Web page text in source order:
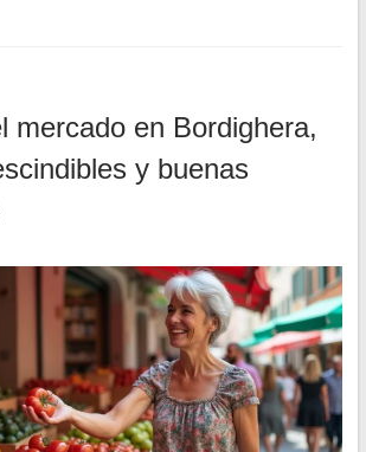
mercado en Bordighera,
y buenas